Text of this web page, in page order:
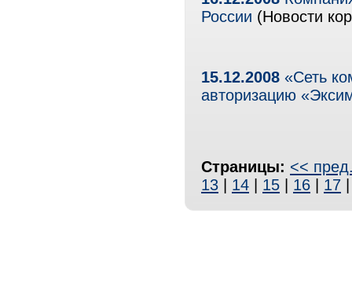
России (Новости
15.12.2008 «Сеть
авторизацию
Страницы: <<
13
14 15 16 17